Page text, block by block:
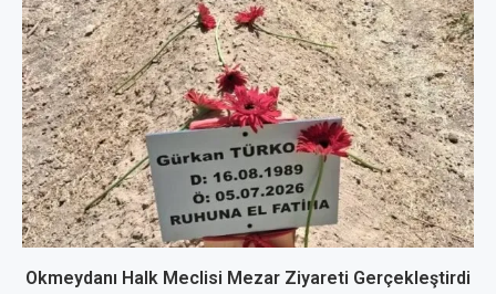
Okmeydanı Halk Meclisi Mezar Ziyareti Gerçekleştirdi